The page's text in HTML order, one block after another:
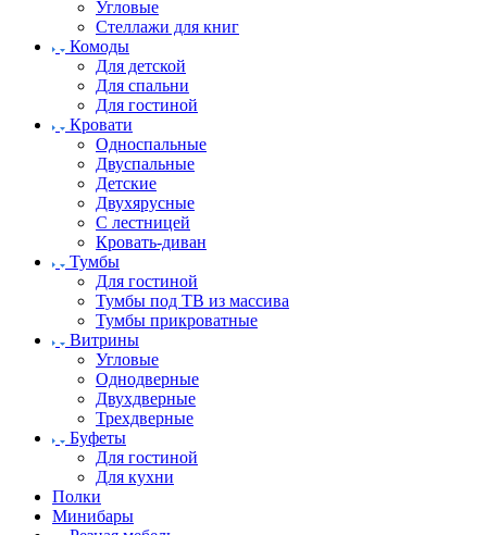
Угловые
Стеллажи для книг
Комоды
Для детской
Для спальни
Для гостиной
Кровати
Односпальные
Двуспальные
Детские
Двухярусные
С лестницей
Кровать-диван
Тумбы
Для гостиной
Тумбы под ТВ из массива
Тумбы прикроватные
Витрины
Угловые
Однодверные
Двухдверные
Трехдверные
Буфеты
Для гостиной
Для кухни
Полки
Минибары